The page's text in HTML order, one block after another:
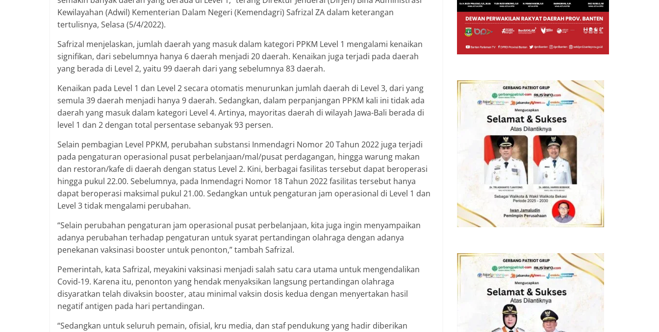
Kewilayahan (Adwil) Kementerian Dalam Negeri (Kemendagri) Safrizal ZA dalam keterangan
tertulisnya, Selasa (5/4/2022).
Safrizal menjelaskan, jumlah daerah yang masuk dalam kategori PPKM Level 1 mengalami kenaikan
signifikan, dari sebelumnya hanya 6 daerah menjadi 20 daerah. Kenaikan juga terjadi pada daerah
yang berada di Level 2, yaitu 99 daerah dari yang sebelumnya 83 daerah.
Kenaikan pada Level 1 dan Level 2 secara otomatis menurunkan jumlah daerah di Level 3, dari yang
semula 39 daerah menjadi hanya 9 daerah. Sedangkan, dalam perpanjangan PPKM kali ini tidak ada
daerah yang masuk dalam kategori Level 4. Artinya, mayoritas daerah di wilayah Jawa-Bali berada di
level 1 dan 2 dengan total persentase sebanyak 93 persen.
Selain pembagian Level PPKM, perubahan substansi Inmendagri Nomor 20 Tahun 2022 juga terjadi
pada pengaturan operasional pusat perbelanjaan/mal/pusat perdagangan, hingga warung makan
dan restoran/kafe di daerah dengan status Level 2. Kini, berbagai fasilitas tersebut dapat beroperasi
hingga pukul 22.00. Sebelumnya, pada Inmendagri Nomor 18 Tahun 2022 fasilitas tersebut hanya
dapat beroperasi maksimal pukul 21.00. Sedangkan untuk pengaturan jam operasional di Level 1 dan
Level 3 tidak mengalami perubahan.
“Selain perubahan pengaturan jam operasional pusat perbelanjaan, kita juga ingin menyampaikan
adanya perubahan terhadap pengaturan untuk syarat pertandingan olahraga dengan adanya
penekanan vaksinasi booster untuk penonton,” tambah Safrizal.
Pemerintah, kata Safrizal, meyakini vaksinasi menjadi salah satu cara utama untuk mengendalikan
Covid-19. Karena itu, penonton yang hendak menyaksikan langsung pertandingan olahraga
disyaratkan telah divaksin booster, atau minimal vaksin dosis kedua dengan menyertakan hasil
negatif antigen pada hari pertandingan.
“Sedangkan untuk seluruh pemain, ofisial, kru media, dan staf pendukung yang hadir diberikan